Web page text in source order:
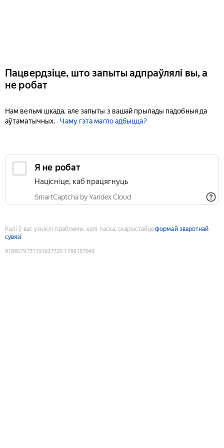
Пацвердзіце, што запыты адпраўлялі вы, а
не робат
Нам вельмі шкада, але запыты з вашай прылады падобныя да
аўтаматычных.
Чаму гэта магло адбыцца?
Я не робат
Націсніце, каб працягнуць
SmartCaptcha by Yandex Cloud
Калі ў вас узніклі праблемы, калі ласка, скарыстайцеформай зваротнай
сувязі
9188579731191937725:1786187949